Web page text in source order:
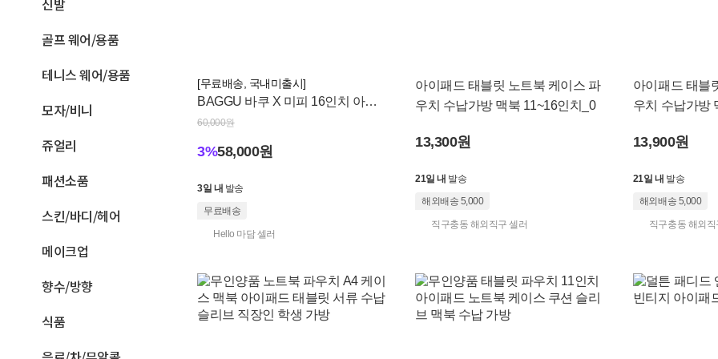
신발
골프 웨어/용품
테니스 웨어/용품
모자/비니
쥬얼리
패션소품
스킨/바디/헤어
메이크업
향수/방향
식품
[무료배송, 국내미출시]
BAGGU 바쿠 X 미피 16인치 아이
패드 랩탑 케이스 파우치 튤립미피
60,000원
3%58,000원
3일 내 발송
무료배송
Hello 마담 셀러
아이패드 태블릿 노트북 케이스 파
우치 수납가방 맥북 11~16인치_0
13,300원
21일 내 발송
해외배송 5,000
직구충동 해외직구 셀러
아이패드 태블
우치 수납가방
13,900원
21일 내 발송
해외배송 5,000
직구충동 해외직